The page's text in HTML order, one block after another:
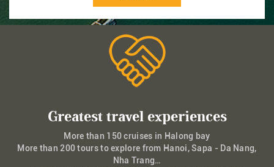
Greatest travel experiences
More than 150 cruises in Halong bay
More than 200 tours to explore from Hanoi, Sapa - Da Nang,
Nha Trang…